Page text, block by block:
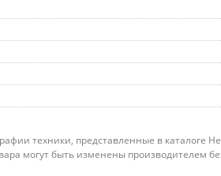
техники, представленные в каталоге
могут быть изменены производителем